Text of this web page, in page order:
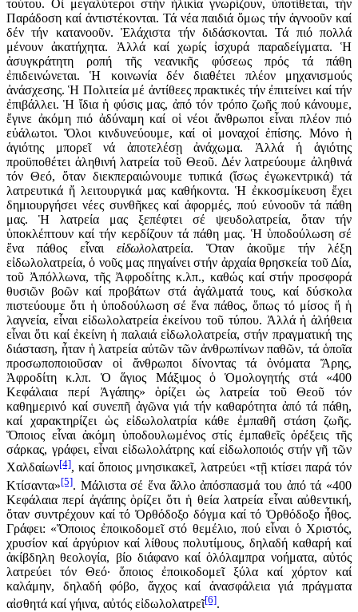
τούτου. Οἱ μεγαλύτεροι στήν ἡλικία γνωρίζουν, ὑποτίθεται, τήν
Παράδοση καί ἀντιστέκονται. Τά νέα παιδιά ὅμως τήν ἀγνοοῦν καί
δέν τήν κατανοοῦν. Ἐλάχιστα τήν διδάσκονται. Τά πιό πολλά
μένουν ἀκατήχητα. Ἀλλά καί χωρίς ἰσχυρά παραδείγματα. Ἡ
ἀσυγκράτητη ροπή τῆς νεανικῆς φύσεως πρός τά πάθη
ἐπιδεινώνεται. Ἡ κοινωνία δέν διαθέτει πλέον μηχανισμούς
ἀνάσχεσης. Ἡ Πολιτεία μέ ἀντίθεες πρακτικές τήν ἐπιτείνει καί τήν
ἐπιβάλλει. Ἡ ἴδια ἡ φύσις μας, ἀπό τόν τρόπο ζωῆς πού κάνουμε,
ἔγινε ἀκόμη πιό ἀδύναμη καί οἱ νέοι ἄνθρωποι εἶναι πλέον πιό
εὐάλωτοι. Ὅλοι κινδυνεύουμε, καί οἱ μοναχοί ἐπίσης. Μόνο ἡ
ἁγιότης μπορεῖ νά ἀποτελέσῃ ἀνάχωμα. Ἀλλά ἡ ἁγιότης
προϋποθέτει ἀληθινή λατρεία τοῦ Θεοῦ. Δέν λατρεύουμε ἀληθινά
τόν Θεό, ὅταν διεκπεραιώνουμε τυπικά (ἴσως ἐγωκεντρικά) τά
λατρευτικά ἤ λειτουργικά μας καθήκοντα. Ἡ ἐκκοσμίκευση ἔχει
δημιουργήσει νέες συνθῆκες καί ἀφορμές, πού εὐνοοῦν τά πάθη
μας. Ἡ λατρεία μας ξεπέφτει σέ ψευδολατρεία, ὅταν τήν
ὑποκλέπτουν καί τήν κερδίζουν τά πάθη μας. Ἡ ὑποδούλωση σέ
ἕνα πάθος εἶναι εἰδωλολατρεία. Ὅταν ἀκοῦμε τήν λέξη
εἰδωλολατρεία, ὁ νοῦς μας πηγαίνει στήν ἀρχαία θρησκεία τοῦ Δία,
τοῦ Ἀπόλλωνα, τῆς Ἀφροδίτης κ.λπ., καθώς καί στήν προσφορά
θυσιῶν βοῶν καί προβάτων στά ἀγάλματά τους, καί δύσκολα
πιστεύουμε ὅτι ἡ ὑποδούλωση σέ ἕνα πάθος, ὅπως τό μίσος ἤ ἡ
λαγνεία, εἶναι εἰδωλολατρεία ἐκείνου τοῦ τύπου. Ἀλλά ἡ ἀλήθεια
εἶναι ὅτι καί ἐκείνη ἡ παλαιά εἰδωλολατρεία, στήν πραγματική της
διάσταση, ἦταν ἡ λατρεία αὐτῶν τῶν ἀνθρωπίνων παθῶν, τά ὁποῖα
προσωποποιοῦσαν οἱ ἄνθρωποι δίνοντας τά ὀνόματα Ἄρης,
Ἀφροδίτη κ.λπ. Ὁ ἅγιος Μάξιμος ὁ Ὁμολογητής στά «400
Κεφάλαια περί Ἀγάπης» ὁρίζει ὡς λατρεία τοῦ Θεοῦ τόν
καθημερινό καί συνεπῆ ἀγῶνα γιά τήν καθαρότητα ἀπό τά πάθη,
καί χαρακτηρίζει ὡς εἰδωλολατρία κάθε ἐμπαθῆ στάση ζωῆς.
Ὅποιος εἶναι ἀκόμη ὑποδουλωμένος στίς ἐμπαθεῖς ὀρέξεις τῆς
σάρκας, γράφει, εἶναι εἰδωλολάτρης καί εἰδωλοποιός στήν γῆ τῶν
Χαλδαίων[4], καί ὅποιος μνησικακεῖ, λατρεύει «τῇ κτίσει παρά τόν
Κτίσαντα»[5]. Μάλιστα σέ ἕνα ἄλλο ἀπόσπασμά του ἀπό τά «400
Κεφάλαια περί ἀγάπης ὁρίζει ὅτι ἡ θεία λατρεία εἶναι αὐθεντική,
ὅταν συντρέχουν καί τό Ὀρθόδοξο δόγμα καί τό Ὀρθόδοξο ἦθος.
Γράφει: «Ὅποιος ἐποικοδομεῖ στό θεμέλιο, πού εἶναι ὁ Χριστός,
χρυσίον καί ἀργύριον καί λίθους πολυτίμους, δηλαδή καθαρή καί
ἀκίβδηλη θεολογία, βίο διάφανο καί ὁλόλαμπρα νοήματα, αὐτός
λατρεύει τόν Θεό· ὅποιος ἐποικοδομεῖ ξύλα καί χόρτον καί
καλάμην, δηλαδή φόβο, ἄγχος καί ἀνασφάλεια γιά πράγματα
αἰσθητά καί γήινα, αὐτός εἰδωλολατρεῖ[6].